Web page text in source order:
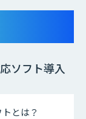
ソフト導入
とは？